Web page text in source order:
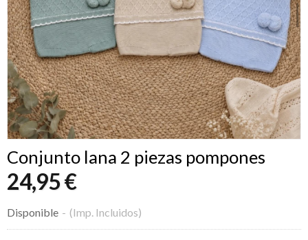
Conjunto lana 2 piezas pompones
24,95 €
Disponible - (Imp. Incluidos)